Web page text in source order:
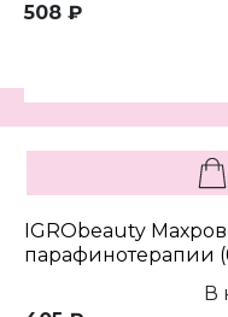
508 ₽
IGRObeauty
парафинотерапии
В